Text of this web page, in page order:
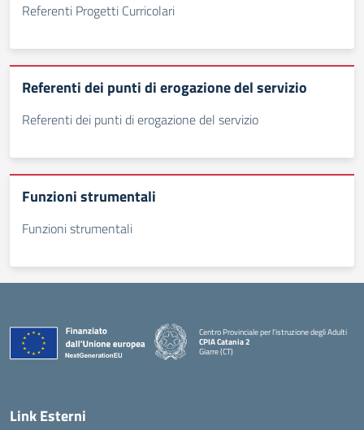
Referenti Progetti Curricolari
Referenti dei punti di erogazione del servizio
Referenti dei punti di erogazione del servizio
Funzioni strumentali
Funzioni strumentali
Centro Provinciale per l'istruzione degli Adulti
CPIA Catania 2
Giarre (CT)
Link Esterni